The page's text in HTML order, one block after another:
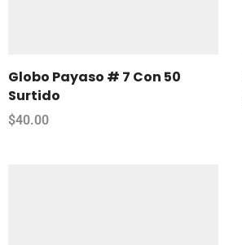
Globo Payaso # 7 Con 50
Surtido
$40.00